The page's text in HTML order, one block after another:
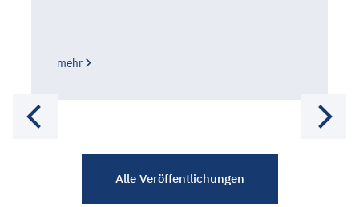
mehr
Alle Veröffentlichungen